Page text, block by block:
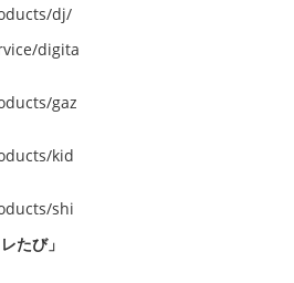
dj/
digita
gaz
kid
shi
たび」